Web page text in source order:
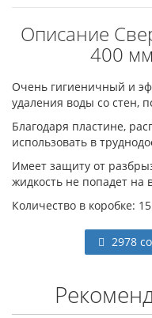
Описание
400
Очень гигиеничный и
удаления воды со стен,
Благодаря пластине,
использовать в
Имеет защиту от
жидкость не попадет на
Количество в коробке:
2978